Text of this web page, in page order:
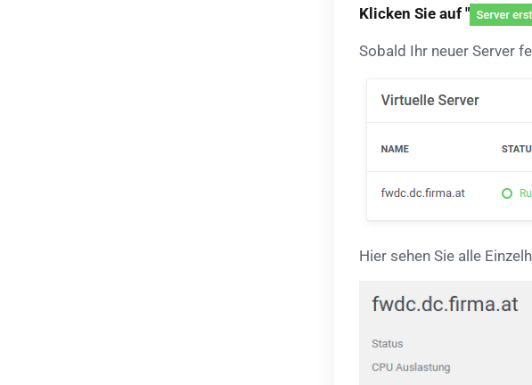
Klicken Sie auf "
Sobald Ihr neuer Server
Hier sehen Sie alle